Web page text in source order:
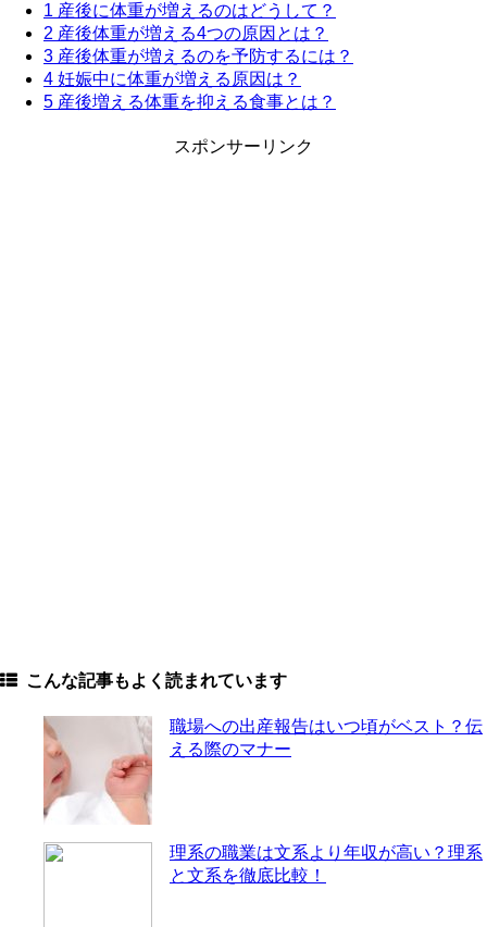
1 産後に体重が増えるのはどうして？
2 産後体重が増える4つの原因とは？
3 産後体重が増えるのを予防するには？
4 妊娠中に体重が増える原因は？
5 産後増える体重を抑える食事とは？
スポンサーリンク
こんな記事もよく読まれています
職場への出産報告はいつ頃がベスト？伝
える際のマナー
理系の職業は文系より年収が高い？理系
と文系を徹底比較！